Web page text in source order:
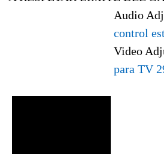
Audio
control
Video
para TV